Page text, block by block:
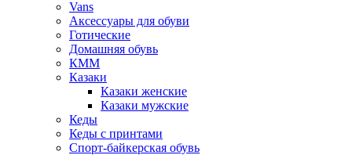
Vans
Аксессуары для обуви
Готические
Домашняя обувь
КММ
Казаки
Казаки женские
Казаки мужские
Кеды
Кеды с принтами
Спорт-байкерская обувь